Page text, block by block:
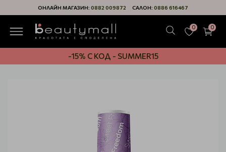
ОНЛАЙН МАГАЗИН: 0882 009872 САЛОН: 0886 616467
0 0
-15% С КОД - SUMMER15